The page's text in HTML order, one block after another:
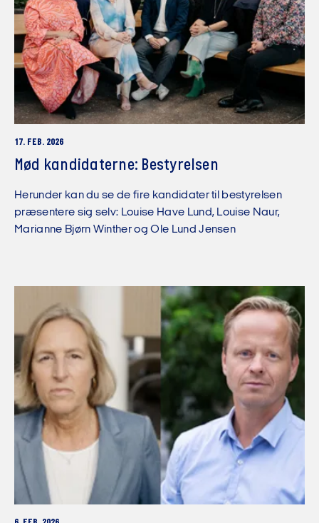
17. FEB. 2026
Mød kandidaterne: Bestyrelsen
Herunder kan du se de fire kandidater til bestyrelsen
præsentere sig selv: Louise Have Lund, Louise Naur,
Marianne Bjørn Winther og Ole Lund Jensen